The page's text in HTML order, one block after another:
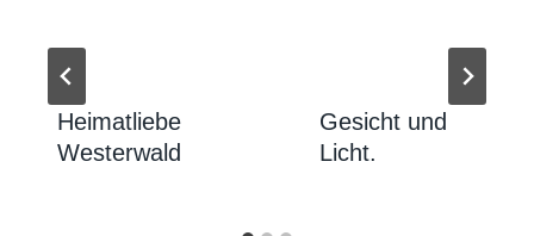
Heimatliebe
Westerwald
Gesicht und
Licht.